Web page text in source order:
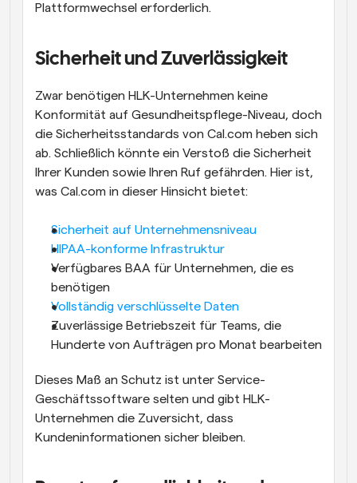
Plattformwechsel erforderlich.
Sicherheit und Zuverlässigkeit
Zwar benötigen HLK-Unternehmen keine
Konformität auf Gesundheitspflege-Niveau, doch
die Sicherheitsstandards von Cal.com heben sich
ab. Schließlich könnte ein Verstoß die Sicherheit
Ihrer Kunden sowie Ihren Ruf gefährden. Hier ist,
was Cal.com in dieser Hinsicht bietet:
Sicherheit auf Unternehmensniveau
HIPAA-konforme Infrastruktur
Verfügbares BAA für Unternehmen, die es
benötigen
Vollständig verschlüsselte Daten
Zuverlässige Betriebszeit für Teams, die
Hunderte von Aufträgen pro Monat bearbeiten
Dieses Maß an Schutz ist unter Service-
Geschäftssoftware selten und gibt HLK-
Unternehmen die Zuversicht, dass
Kundeninformationen sicher bleiben.